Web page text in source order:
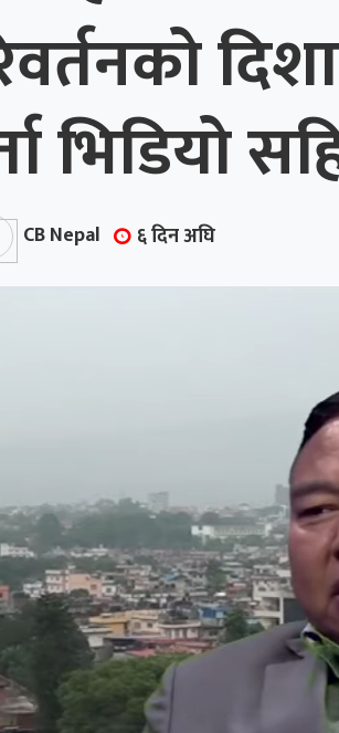
भिडियो
CB Nepal ६ दिन अघि